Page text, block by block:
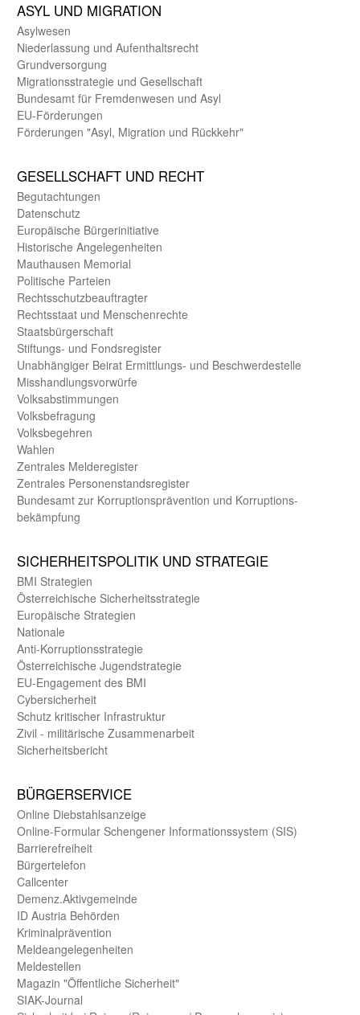
ASYL UND MIGRA­TION
Asyl­wesen
Nieder­lassung und Aufent­halts­recht
Grund­versorgung
Migrations­strategie und Gesell­schaft
Bundes­amt für Fremden­wesen und Asyl
EU-Förde­rungen
Förderungen "Asyl, Migration und Rückkehr"
GE­SELL­SCHAFT UND RECHT
Begut­achtungen
Daten­schutz
Europäische Bürger­initiative
Historische Angelegen­heiten
Mauthausen Memorial
Politische Parteien
Rechts­schutz­beauftragter
Rechts­staat und Menschen­rechte
Staats­bürger­schaft
Stiftungs- und Fonds­register
Unab­hängiger Beirat Ermittlungs- und Beschwerde­stelle
Misshandlungs­vorwürfe
Volks­abstimmungen
Volks­befragung
Volks­begehren
Wahlen
Zentrales Melde­register
Zentrales Personen­stands­register
Bundes­amt zur Korrup­tions­prävention und Korrup­tions­
bekämpfung
SICHER­HEITS­POLITIK UND STRATEGIE
BMI Strategien
Öster­reichische Sicherheits­strategie
Europäische Strategien
Nationale
Anti-Korruptions­strategie
Öster­reichische Jugend­strategie
EU-Engagement des BMI
Cybersicherheit
Schutz kritischer Infra­struktur
Zivil - militärische Zusammen­arbeit
Sicherheits­bericht
BÜRGER­SERVICE
Online Diebstahls­anzeige
Online-Formular Schengener Informationssystem (SIS)
Barriere­freiheit
Bürger­telefon
Call­center
Demenz.Aktiv­gemeinde
ID Austria Behörden
Kriminal­prävention
Melde­an­ge­le­gen­heiten
Meld­estellen
Magazin "Öffentliche Sicherheit"
SIAK-Journal